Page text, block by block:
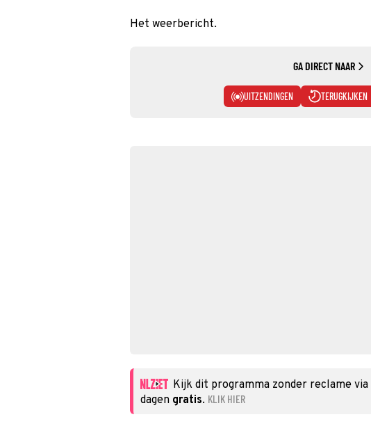
Het weerbericht.
GA DIRECT NAAR
UITZENDINGEN TERUGKIJKEN
Kijk dit programma zonder reclame via
dagen gratis. KLIK HIER